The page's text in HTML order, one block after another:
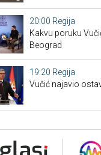
20:00 Regija
Kakvu poruku
Beograd
19:20 Regija
Vučić najavio